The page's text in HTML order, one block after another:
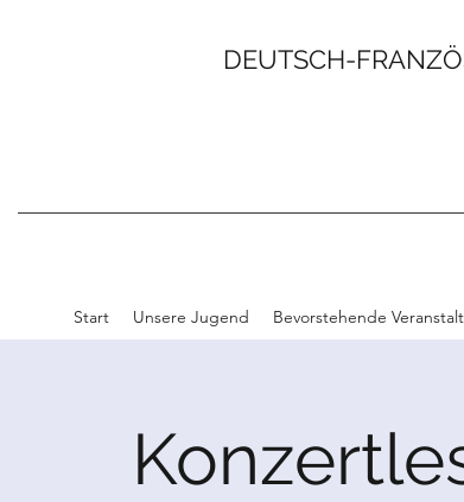
DEUTSCH-
Start Unsere Jugend Bevorstehende